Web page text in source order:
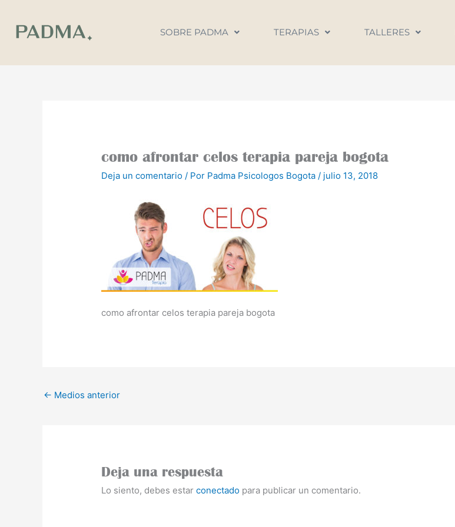
contenido
SOBRE PADMA TERAPIAS TALLERES
como afrontar celos terapia pareja bogota
Deja un comentario / Por Padma Psicologos Bogota / julio 13, 2018
como afrontar celos terapia pareja bogota
← Medios anterior
Deja una respuesta
Lo siento, debes estarconectado para publicar un comentario.